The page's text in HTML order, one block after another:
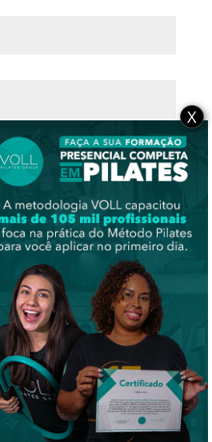
dados neste
a próxima vez que
comentar.
X